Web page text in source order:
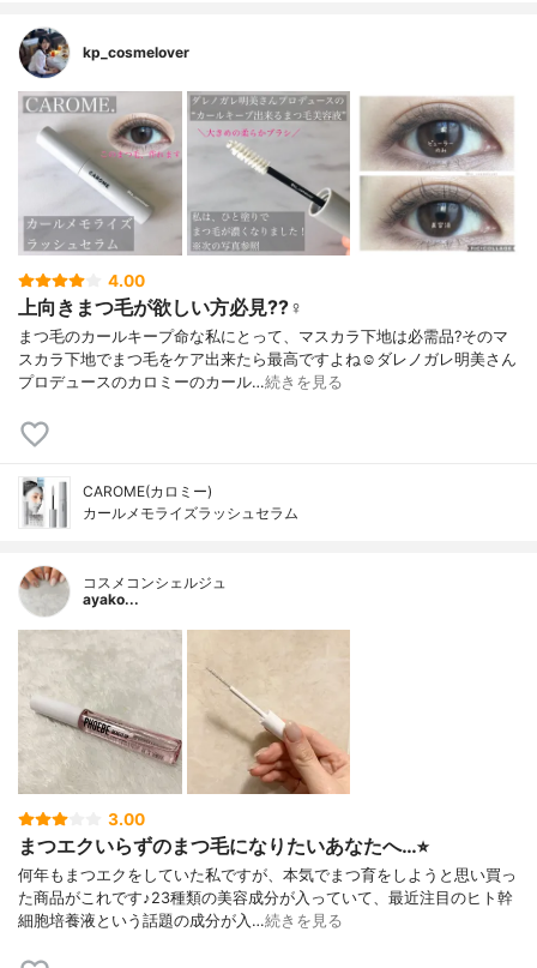
kp_cosmelover
4.00
上向きまつ毛が欲しい方必見??‍♀️
まつ毛のカールキープ命な私にとって、マスカラ下地は必需品?そのマ
スカラ下地でまつ毛をケア出来たら最高ですよね☺️ダレノガレ明美さん
プロデュースのカロミーのカール…続きを見る
CAROME(カロミー)
カールメモライズラッシュセラム
コスメコンシェルジュ
ayako...
3.00
まつエクいらずのまつ毛になりたいあなたへ…⭐︎
何年もまつエクをしていた私ですが、本気でまつ育をしようと思い買っ
た商品がこれです♪23種類の美容成分が入っていて、最近注目のヒト幹
細胞培養液という話題の成分が入…続きを見る